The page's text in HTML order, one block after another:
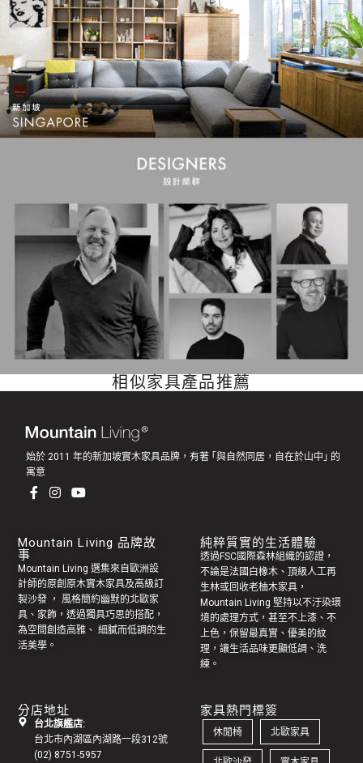
相似家具產品推薦
始於 2011 年的新加坡實木家具品牌，有著 ｢與自然同居，自在於山中｣ 的
寓意
Mountain Living 品牌故
事
Mountain Living 選集來自歐洲設
計師的原創 原木實木家具及高級訂
製沙發 ， 風格簡約幽默的北歐家
具 、家飾，透過獨具巧思的搭配，
為空間創造高雅、 細膩而低調的生
活美學。
純粹質實的生活體驗
透過FSC國際森林組織的認證，
不論是法國白橡木、頂級人工再
生林或回收老柚木家具 ，
Mountain Living 堅持以不汙染環
境的處理方式，甚至不上漆、不
上色，保留最真實、優美的紋
理，讓生活品味更顯低調、洗
練。
分店地址
台北旗艦店:
台北市內湖區內湖路一段312號
(02) 8751-5957
家具熱門標簽
休閒椅 北歐家具